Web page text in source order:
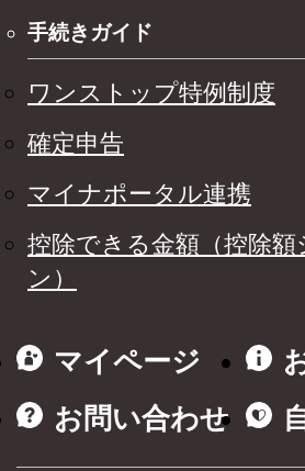
手続きガイド
ワンストップ特例制度
確定申告
マイナポータル連携
控除できる金額（控除額
ン）
マイページ
お問い合わせ